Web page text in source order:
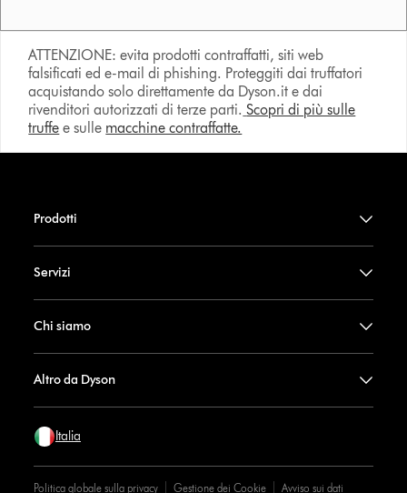
ATTENZIONE: evita prodotti contraffatti, siti web
falsificati ed e-mail di phishing. Proteggiti dai truffatori
acquistando solo direttamente da Dyson.it e dai
rivenditori autorizzati di terze parti. Scopri di più sulle
truffe e sulle macchine contraffatte.
Prodotti
Servizi
Chi siamo
Altro da Dyson
Italia
Politica globale sulla privacy Gestione dei Cookie Avviso sui dati